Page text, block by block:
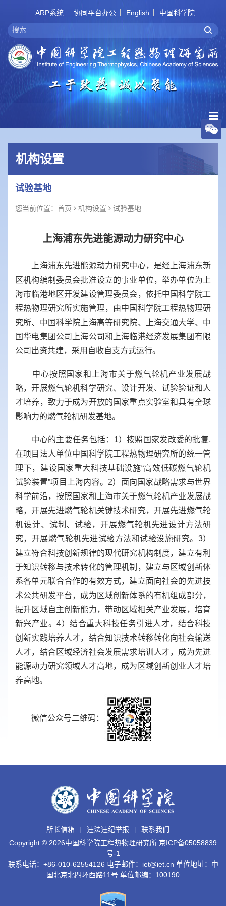
ARP系统 协同平台办公 English 中国科学院
机构设置
试验基地
您当前位置： 首页 机构设置 试验基地
上海浦东先进能源动力研究中心
上海浦东先进能源动力研究中心，是经上海浦东新
区机构编制委员会批准设立的事业单位，举办单位为上
海市临港地区开发建设管理委员会，依托中国科学院工
程热物理研究所实施管理，由中国科学院工程热物理研
究所、中国科学院上海高等研究院、上海交通大学、中
国华电集团公司上海公司和上海临港经济发展集团有限
公司出资共建， 采用自收自支方式运行。
中心按照国家和上海市关于燃气轮机产业发展战
略，开展燃气轮机科学研究、设计开发、试验验证和人
才培养，致力于成为开放的国家重点实验室和具有全球
影响力的燃气轮机研发基地。
中心的主要任务包括： 1）按照国家发改委的批复,
在项目法人单位中国科学院工程热物理研究所的统一管
理下，建设国家重大科技基础设施“高效低碳燃气轮机
试验装置”项目上海内容。 2）面向国家战略需求与世界
科学前沿， 按照国家和上海市关于燃气轮机产业发展战
略，开展先进燃气轮机关键技术研究，开展先进燃气轮
机设计、试制、试验，开展燃气轮机先进设计方法研
究，开展燃气轮机先进试验方法和试验设施研究。 3）
建立符合科技创新规律的现代研究机构制度，建立有利
于知识转移与技术转化的管理机制，建立与区域创新体
系各单元联合合作的有效方式，建立面向社会的先进技
术公共研发平台，成为区域创新体系的有机组成部分，
提升区域自主创新能力，带动区域相关产业发展，培育
新兴产业。4）结合重大科技任务引进人才，结合科技
创新实践培养人才，结合知识技术转移转化向社会输送
人才，结合区域经济社会发展需求培训人才，成为先进
能源动力研究领域人才高地，成为区域创新创业人才培
养高地。
微信公众号二维码：
所长信箱 违法违纪举报
联系我们
Copyright © 2026中国科学院工程热物理研究所 京ICP备05058839
号-1
联系电话：+86-010-62554126 电子邮件：iet@iet.cn 单位地址：中
国北京北四环西路11号 单位邮编：100190